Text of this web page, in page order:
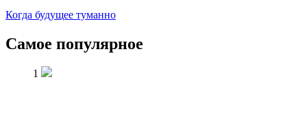
Когда будущее туманно
Самое популярное
1